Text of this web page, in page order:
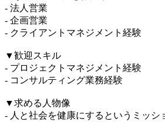
- 法人営業
- 企画営業
- クライアントマネジメント経験
▼歓迎スキル
- プロジェクトマネジメント経験
- コンサルティング業務経験
▼求める人物像
- 人と社会を健康にするというミッシ